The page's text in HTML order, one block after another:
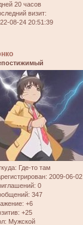
20 часов
визит:
08-24 20:51:39
Где-то там
: 2009-06-02
0
347
+6
+25
Мужской